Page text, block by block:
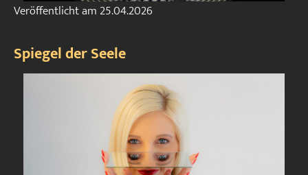
Veröffentlicht am25.04.2026
Spiegel der Seele